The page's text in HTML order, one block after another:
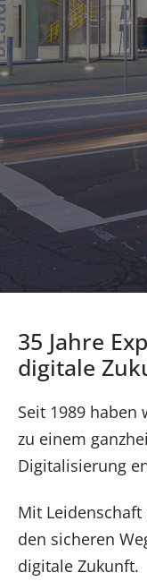
35 Jahre
digitale
Seit 1989
zu einem
Digitalisierung
Mit
den sicheren
digitale Zukunft.